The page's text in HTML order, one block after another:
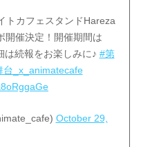
トカフェスタンドHareza
開催決定！開催期間は
続報をお楽しみに♪ #第
台_x_animatecafe
October 29,